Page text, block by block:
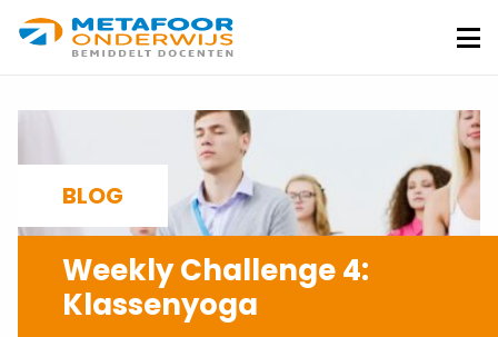
Metafoor
Onderwijs
BLOG
Weekly Challenge 4:
Klassenyoga
30-10-2020